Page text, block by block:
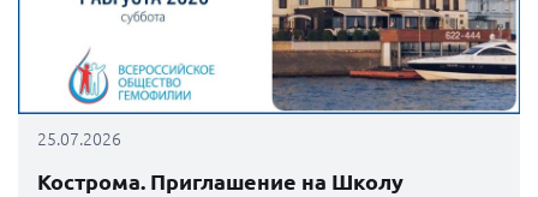
25.07.2026
Кострома. Приглашение на Школу